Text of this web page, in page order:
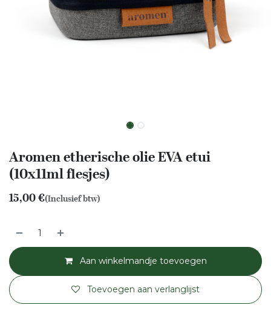
Aromen etherische olie EVA etui
(10x11ml flesjes)
15,00€(Inclusief btw)
Aan winkelmandje toevoegen
Toevoegen aan verlanglijst